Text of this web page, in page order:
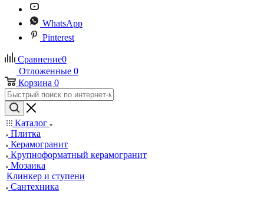
WhatsApp
Pinterest
Сравнение0
Отложенные 0
Корзина 0
Каталог
Плитка
Керамогранит
Крупноформатный керамогранит
Мозаика
Клинкер и ступени
Сантехника